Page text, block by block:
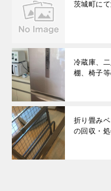
茨城町に
冷蔵庫、
棚、椅子
折り畳み
の回収・